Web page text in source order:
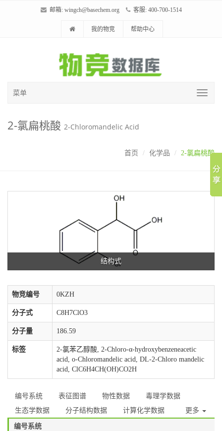
邮箱: wingch@basechem.org 客服: 400-700-1514
我的物竞 帮助中心
菜单
2-氯扁桃酸 2-Chloromandelic Acid
首页 化学品 2-氯扁桃酸
结构式
物竞编号 0KZH
分子式 C8H7ClO3
分子量 186.59
标签
2-氯苯乙醇酸, 2-Chloro-α-hydroxybenzeneacetic
acid, o-Chloromandelic acid, DL-2-Chloro mandelic
acid, ClC6H4CH(OH)CO2H
编号系统 表征图谱 物性数据
毒理学数据
生态学数据
分子结构数据 计算化学数据 更多
编号系统